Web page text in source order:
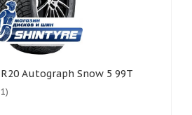
R20 Autograph Snow 5 99T